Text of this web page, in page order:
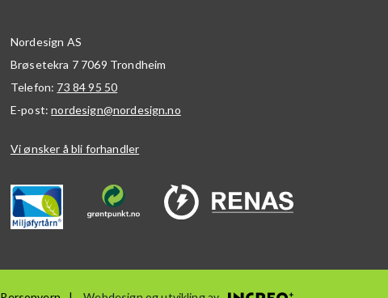
Nordesign AS
Brøsetekra 7 7069 Trondheim
Telefon: 73 84 95 50
E-post:nordesign@nordesign.no
Vi ønsker å bli forhandler